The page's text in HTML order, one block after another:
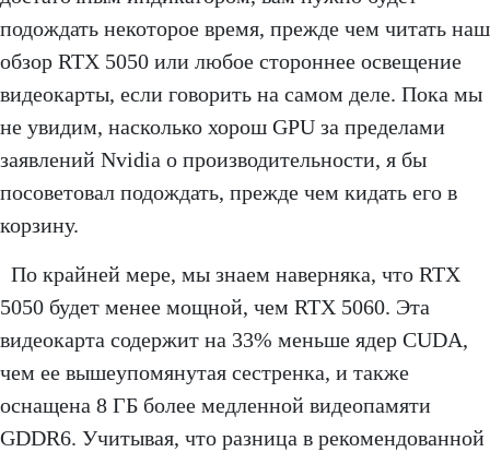
подождать некоторое время, прежде чем читать наш
обзор RTX 5050 или любое стороннее освещение
видеокарты, если говорить на самом деле. Пока мы
не увидим, насколько хорош GPU за пределами
заявлений Nvidia о производительности, я бы
посоветовал подождать, прежде чем кидать его в
корзину.
По крайней мере, мы знаем наверняка, что RTX
5050 будет менее мощной, чем RTX 5060. Эта
видеокарта содержит на 33% меньше ядер CUDA,
чем ее вышеупомянутая сестренка, и также
оснащена 8 ГБ более медленной видеопамяти
GDDR6. Учитывая, что разница в рекомендованной